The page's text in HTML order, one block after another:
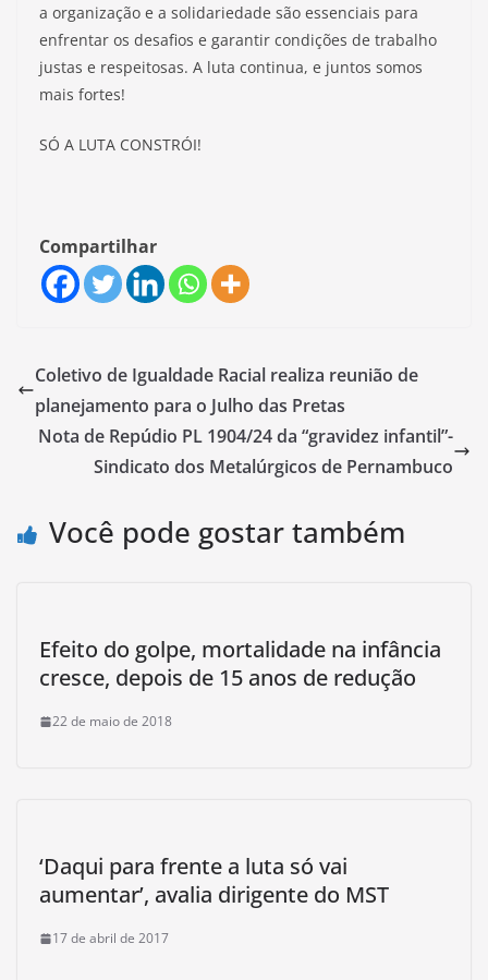
a organização e a solidariedade são essenciais para
enfrentar os desafios e garantir condições de trabalho
justas e respeitosas. A luta continua, e juntos somos
mais fortes!
SÓ A LUTA CONSTRÓI!
Compartilhar
Coletivo de Igualdade Racial realiza reunião de
planejamento para o Julho das Pretas
Nota de Repúdio PL 1904/24 da “gravidez infantil”-
Sindicato dos Metalúrgicos de Pernambuco
Você pode gostar também
Efeito do golpe, mortalidade na infância
cresce, depois de 15 anos de redução
22 de maio de 2018
‘Daqui para frente a luta só vai
aumentar’, avalia dirigente do MST
17 de abril de 2017